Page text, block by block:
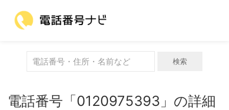
検索
電話番号「0120975393」の詳細